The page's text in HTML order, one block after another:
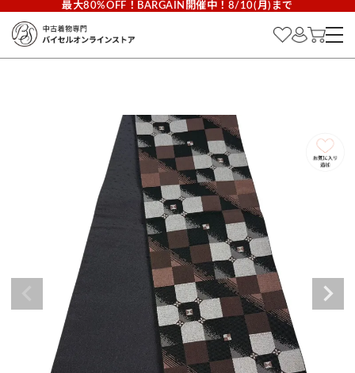
最大80%OFF！BARGAIN開催中！8/10(月)まで